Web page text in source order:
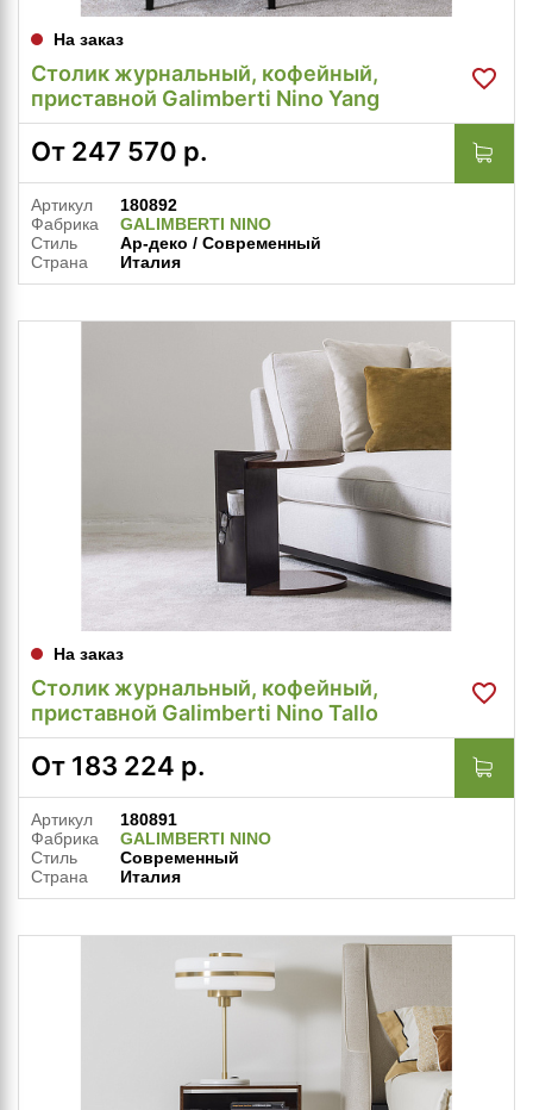
На заказ
Столик журнальный, кофейный,
приставной Galimberti Nino Yang
От 247 570 р.
Артикул
180892
Фабрика
GALIMBERTI NINO
Стиль
Ар-деко / Современный
Страна
Италия
На заказ
Столик журнальный, кофейный,
приставной Galimberti Nino Tallo
От 183 224 р.
Артикул
180891
Фабрика
GALIMBERTI NINO
Стиль
Современный
Страна
Италия